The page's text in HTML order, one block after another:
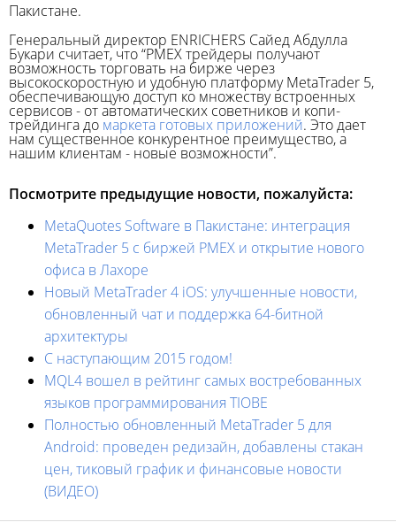
Пакистане.
Генеральный директор ENRICHERS Сайед Абдулла
Букари считает, что “PMEX трейдеры получают
возможность торговать на бирже через
высокоскоростную и удобную платформу MetaTrader 5,
обеспечивающую доступ ко множеству встроенных
сервисов - от автоматических советников и копи-
трейдинга до маркета готовых приложений. Это дает
нам существенное конкурентное преимущество, а
нашим клиентам - новые возможности”.
Посмотрите предыдущие новости, пожалуйста:
MetaQuotes Software в Пакистане: интеграция
MetaTrader 5 с биржей PMEX и открытие нового
офиса в Лахоре
Новый MetaTrader 4 iOS: улучшенные новости,
обновленный чат и поддержка 64-битной
архитектуры
С наступающим 2015 годом!
MQL4 вошел в рейтинг самых востребованных
языков программирования TIOBE
Полностью обновленный MetaTrader 5 для
Android: проведен редизайн, добавлены стакан
цен, тиковый график и финансовые новости
(ВИДЕО)